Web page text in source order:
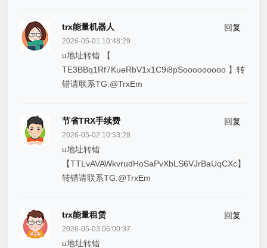
trx能量机器人 回复
2026-05-01 10:48:29
u地址转错 【
TE3BBq1Rf7KueRbV1x1C9i8pSooooooooo 】转
错请联系TG:@TrxEm
节省TRX手续费 回复
2026-05-02 10:53:28
u地址转错
【TTLvAVAWkvrudHoSaPvXbLS6VJrBaUqCXc】
转错请联系TG:@TrxEm
trx能量租赁 回复
2026-05-03 06:00:37
u地址转错